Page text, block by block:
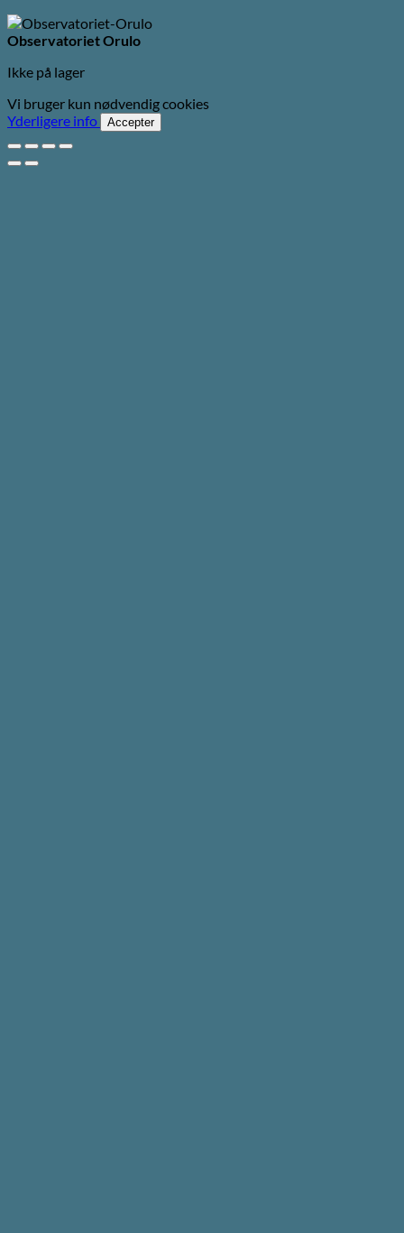
Observatoriet Orulo
Ikke på lager
Vi bruger kun nødvendig cookies
Yderligere info
Accepter